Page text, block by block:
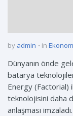
by admin in
Dünyanın önde
batarya
Energy (Factorial)
teknolojisini daha
anlaşması imzaladı.